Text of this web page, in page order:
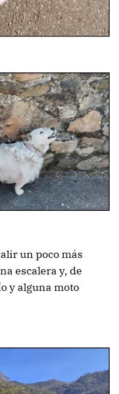
un poco más
escalera y, de
y alguna moto